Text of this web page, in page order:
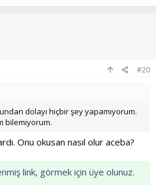
#20
dolayı hiçbir şey yapamıyorum.
bilemiyorum.
Onu okusan nasıl olur aceba?
link, görmek için üye olunuz.